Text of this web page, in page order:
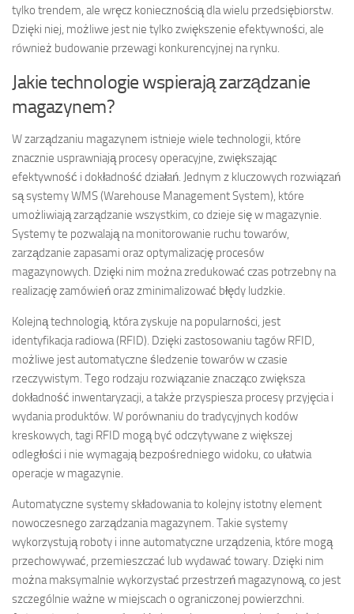
tylko trendem, ale wręcz koniecznością dla wielu przedsiębiorstw.
Dzięki niej, możliwe jest nie tylko zwiększenie efektywności, ale
również budowanie przewagi konkurencyjnej na rynku.
Jakie technologie wspierają zarządzanie
magazynem?
W zarządzaniu magazynem istnieje wiele technologii, które
znacznie usprawniają procesy operacyjne, zwiększając
efektywność i dokładność działań. Jednym z kluczowych rozwiązań
są systemy WMS (Warehouse Management System), które
umożliwiają zarządzanie wszystkim, co dzieje się w magazynie.
Systemy te pozwalają na monitorowanie ruchu towarów,
zarządzanie zapasami oraz optymalizację procesów
magazynowych. Dzięki nim można zredukować czas potrzebny na
realizację zamówień oraz zminimalizować błędy ludzkie.
Kolejną technologią, która zyskuje na popularności, jest
identyfikacja radiowa (RFID). Dzięki zastosowaniu tagów RFID,
możliwe jest automatyczne śledzenie towarów w czasie
rzeczywistym. Tego rodzaju rozwiązanie znacząco zwiększa
dokładność inwentaryzacji, a także przyspiesza procesy przyjęcia i
wydania produktów. W porównaniu do tradycyjnych kodów
kreskowych, tagi RFID mogą być odczytywane z większej
odległości i nie wymagają bezpośredniego widoku, co ułatwia
operacje w magazynie.
Automatyczne systemy składowania to kolejny istotny element
nowoczesnego zarządzania magazynem. Takie systemy
wykorzystują roboty i inne automatyczne urządzenia, które mogą
przechowywać, przemieszczać lub wydawać towary. Dzięki nim
można maksymalnie wykorzystać przestrzeń magazynową, co jest
szczególnie ważne w miejscach o ograniczonej powierzchni.